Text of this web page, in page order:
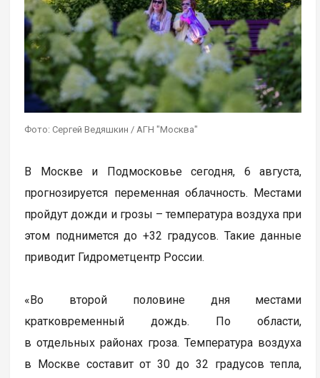
Фото: Сергей Ведяшкин / АГН "Москва"
В Москве и Подмосковье сегодня, 6 августа,
прогнозируется переменная облачность. Местами
пройдут дожди и грозы – температура воздуха при
этом поднимется до +32 градусов. Такие данные
приводит Гидрометцентр России.
«Во второй половине дня местами
кратковременный дождь. По области,
в отдельных районах гроза. Температура воздуха
в Москве составит от 30 до 32 градусов тепла,